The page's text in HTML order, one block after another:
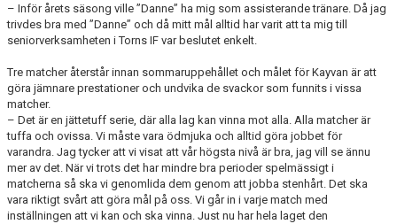
– Inför årets säsong ville ”Danne” ha mig som assisterande tränare. Då jag
trivdes bra med ”Danne” och då mitt mål alltid har varit att ta mig till
seniorverksamheten i Torns IF var beslutet enkelt.
Tre matcher återstår innan sommaruppehållet och målet för Kayvan är att
göra jämnare prestationer och undvika de svackor som funnits i vissa
matcher.
– Det är en jättetuff serie, där alla lag kan vinna mot alla. Alla matcher är
tuffa och ovissa. Vi måste vara ödmjuka och alltid göra jobbet för
varandra. Jag tycker att vi visat att vår högsta nivå är bra, jag vill se ännu
mer av det. När vi trots det har mindre bra perioder spelmässigt i
matcherna så ska vi genomlida dem genom att jobba stenhårt. Det ska
vara riktigt svårt att göra mål på oss. Vi går in i varje match med
inställningen att vi kan och ska vinna. Just nu har hela laget den